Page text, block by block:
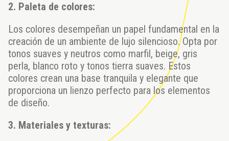
2. Paleta de colores:
Los colores desempeñan un papel fundamental en la
creación de un ambiente de lujo silencioso. Opta por
tonos suaves y neutros como marfil, beige, gris
perla, blanco roto y tonos tierra suaves. Estos
colores crean una base tranquila y elegante que
proporciona un lienzo perfecto para los elementos
de diseño.
3. Materiales y texturas: